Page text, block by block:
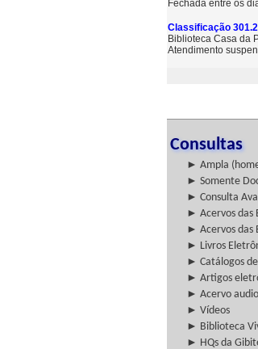
Fechada entre os
Classificação
Biblioteca Casa da
Atendimento
Consultas
► Ampla
► Somente
► Consulta
► Acervos das
► Acervos das
► Livros
► Catálogos
► Artigos
► Acervo
► Vídeos
► Biblioteca
► HQs da